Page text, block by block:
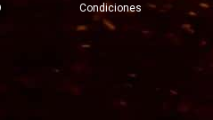
RELACIONADOS
Condiciones